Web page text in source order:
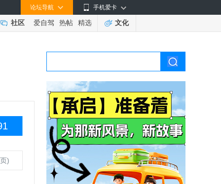
手机爱卡
论坛导航
社区 爱自驾 热帖 精选 文化
)